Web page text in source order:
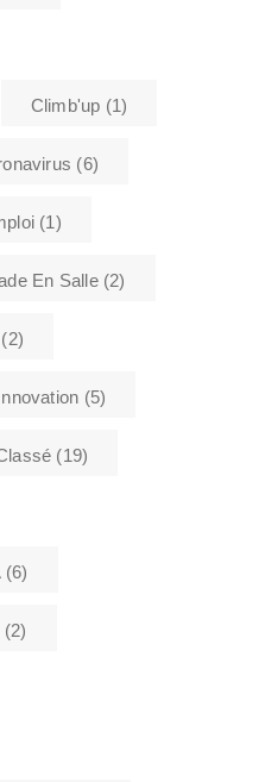
Climb'up (1)
(6)
(1)
En Salle(2)
(2)
(5)
(19)
(6)
(2)